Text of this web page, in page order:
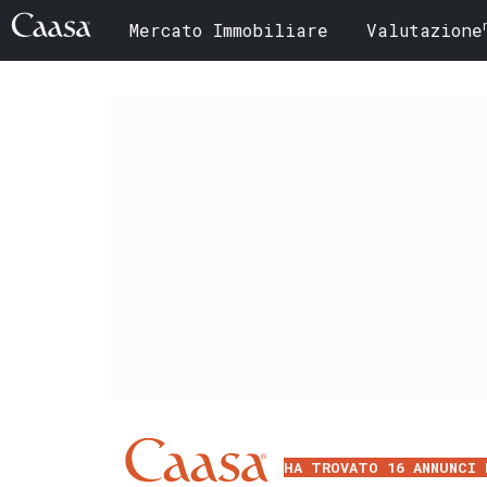
Mercato Immobiliare Valutazione
HA TROVATO 16 ANNUNCI